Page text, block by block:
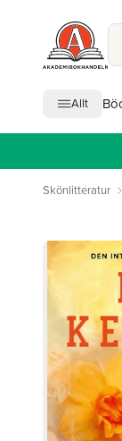
Allt
Skönlitteratur